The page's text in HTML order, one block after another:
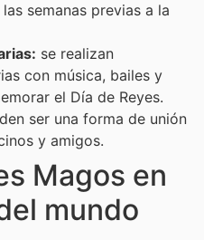
semanas previas a la
se realizan
con música, bailes y
el Día de Reyes.
ser una forma de unión
y amigos.
Magos en
mundo